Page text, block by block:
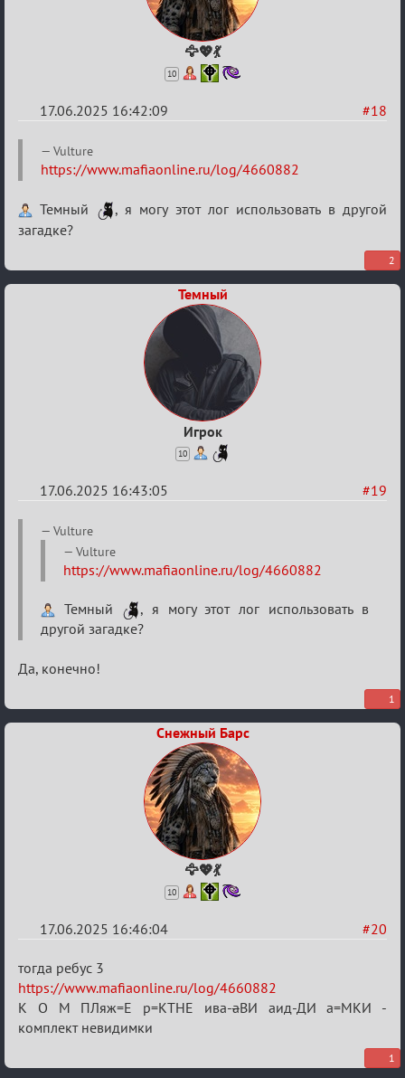
🦅💖💃
10
#18
17.06.2025 16:42:09
Re:
"Сумеречные
загадки"
от
Ars
Goetia
Vulture
https://www.mafiaonline.ru/log/4660882
Темный
, я могу этот лог использовать в другой
загадке?
2
Темный
Игрок
10
#19
17.06.2025 16:43:05
Re:
"Сумеречные
загадки"
Ars
Goetia
Vulture
Vulture
https://www.mafiaonline.ru/log/4660882
Темный
, я могу этот лог использовать в
другой загадке?
Да, конечно!
1
Снежный Барс
🦅💖💃
10
#20
17.06.2025 16:46:04
Re:
"Сумеречные
загадки"
от
Ars
тогда ребус 3
https://www.mafiaonline.ru/log/4660882
К О М ПЛяж=Е р=КТНЕ ива-аВИ аид-ДИ а=МКИ -
комплект невидимки
1